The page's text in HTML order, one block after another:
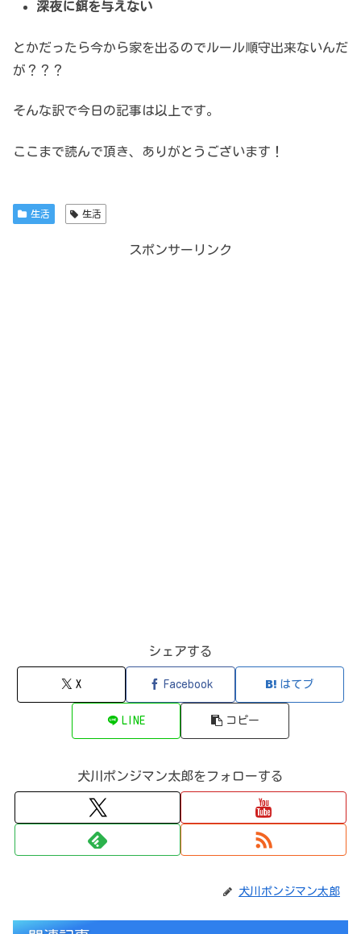
深夜に餌を与えない
とかだったら今から家を出るのでルール順守出来ないんだ
が？？？
そんな訳で今日の記事は以上です。
ここまで読んで頂き、ありがとうございます！
生活 生活
スポンサーリンク
シェアする
X Facebook はてブ
LINE コピー
犬川ポンジマン太郎をフォローする
犬川ポンジマン太郎